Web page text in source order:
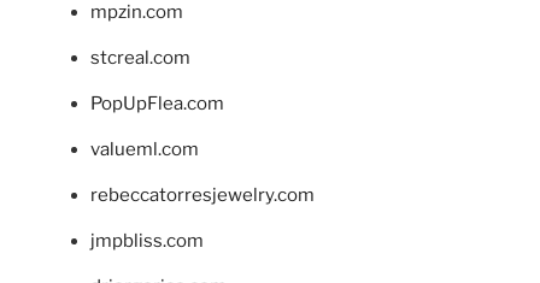
mpzin.com
stcreal.com
PopUpFlea.com
valueml.com
rebeccatorresjewelry.com
jmpbliss.com